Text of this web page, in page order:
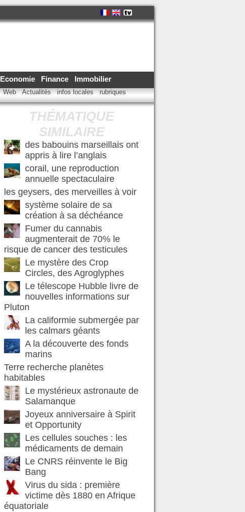
Economie Finance Immobilier
Web Actualités infos locales rubriques
THÉMATIQUE
SIMILAIRE
des babouins marseillais ont
appris à lire l’anglais
corail, une reproduction
annuelle spectaculaire
les geysers, des merveilles à voir
système solaire de sa
création à sa déchéance
Fumer du cannabis
augmenterait de 70% le
risque de cancer des testicules
Le mystère des Crop
Circles, des Agroglyphes
Le télescope Hubble livre de
nouvelles informations sur
Pluton
La califormie submergée par
les calmars géants
A la découverte des fonds
marins
Terre recherche planètes
habitables
Le mystérieux astronaute de
Salamanque
Joyeux anniversaire à Spirit
et Opportunity
Les cellules souches : les
médicaments de demain
Le CNRS réinvente le Big
Bang
Virus du sida : première
victime dès 1880 en Afrique
équatoriale